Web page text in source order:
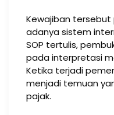
Kewajiban
adanya sistem
SOP tertulis,
pada interpretasi
Ketika terjadi
menjadi temuan
pajak.